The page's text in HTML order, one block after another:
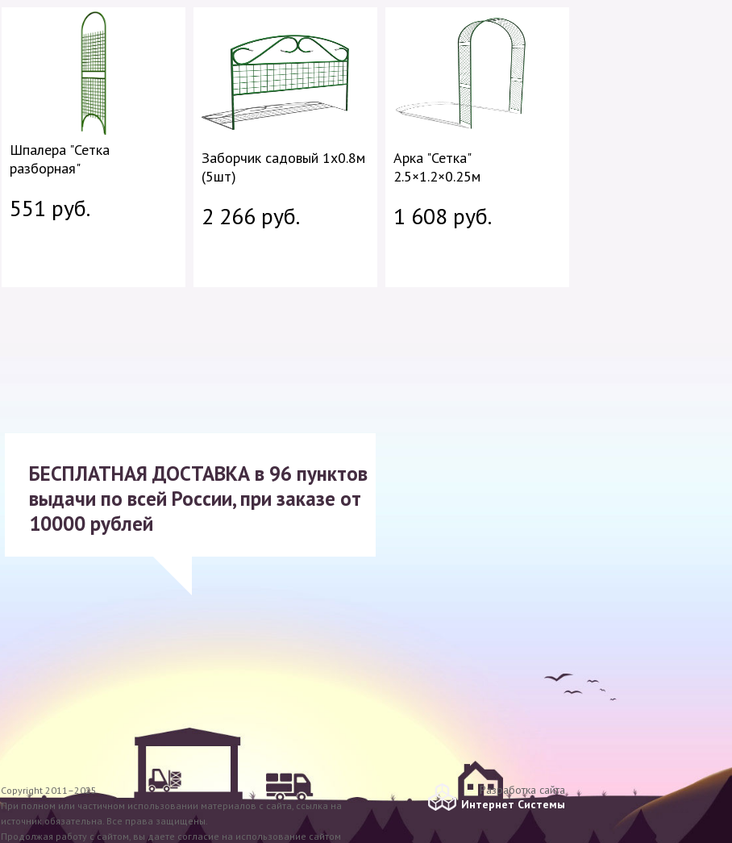
Шпалера "Сетка
разборная"
551 руб.
Заборчик садовый 1х0.8м
(5шт)
2 266 руб.
Арка "Сетка"
2.5×1.2×0.25м
1 608 руб.
БЕСПЛАТНАЯ ДОСТАВКА в 96 пунктов
выдачи по всей России, при заказе от
10000 рублей
Copyright 2011–2025
При полном или частичном использовании материалов с сайта, ссылка на
источник обязательна. Все права защищены.
Продолжая работу с сайтом, вы даете согласие на использование сайтом
Разработка сайта
Интернет Системы